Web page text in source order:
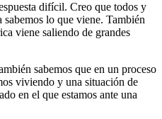
difícil. Creo que todos y
sabemos lo que viene. También
viene saliendo de grandes
sabemos que en un proceso
viviendo y una situación de
en el que estamos ante una